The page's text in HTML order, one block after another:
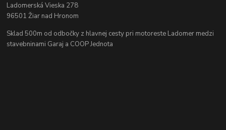
Ladomerská Vieska 278
96501 Žiar nad Hronom
Sklad 500m od odbočky z hlavnej cesty pri motoreste Ladomer medzi
stavebninami Garaj a COOP Jednota